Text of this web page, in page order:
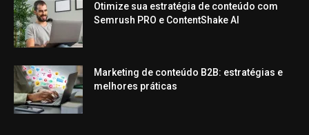
Otimize sua estratégia de conteúdo com
Semrush PRO e ContentShake AI
Marketing de conteúdo B2B: estratégias e
melhores práticas